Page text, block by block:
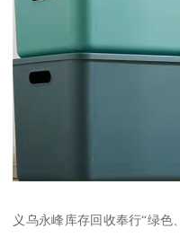
义乌永峰库存回收奉行“绿色